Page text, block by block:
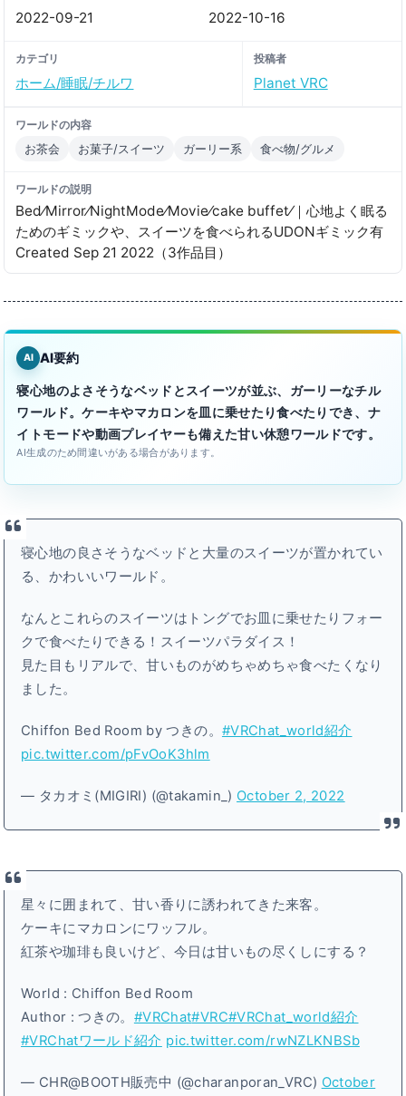
2022-09-21 2022-10-16
カテゴリ
ホーム/睡眠/チルワ
投稿者
Planet VRC
ワールドの内容
お茶会 お菓子/スイーツ ガーリー系 食べ物/グルメ
ワールドの説明
Bed⁄Mirror⁄NightMode⁄Movie⁄cake buffet⁄｜心地よく眠る
ためのギミックや、スイーツを食べられるUDONギミック有
Created Sep 21 2022（3作品目）
AI AI要約
寝心地のよさそうなベッドとスイーツが並ぶ、ガーリーなチル
ワールド。ケーキやマカロンを皿に乗せたり食べたりでき、ナ
イトモードや動画プレイヤーも備えた甘い休憩ワールドです。
AI生成のため間違いがある場合があります。
寝心地の良さそうなベッドと大量のスイーツが置かれてい
る、かわいいワールド。
なんとこれらのスイーツはトングでお皿に乗せたりフォー
クで食べたりできる！スイーツパラダイス！
見た目もリアルで、甘いものがめちゃめちゃ食べたくなり
ました。
Chiffon Bed Room by つきの。 #VRChat_world紹介
pic.twitter.com/pFvOoK3hlm
— タカオミ(MIGIRI) (@takamin_) October 2, 2022
星々に囲まれて、甘い香りに誘われてきた来客。
ケーキにマカロンにワッフル。
紅茶や珈琲も良いけど、今日は甘いもの尽くしにする？
World : Chiffon Bed Room
Author : つきの。 #VRChat#VRC#VRChat_world紹介
#VRChatワールド紹介 pic.twitter.com/rwNZLKNBSb
— CHR@BOOTH販売中 (@charanporan_VRC) October